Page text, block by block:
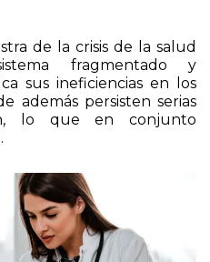
fragmentado y
sus ineficiencias en los
además persisten serias
lo que en conjunto